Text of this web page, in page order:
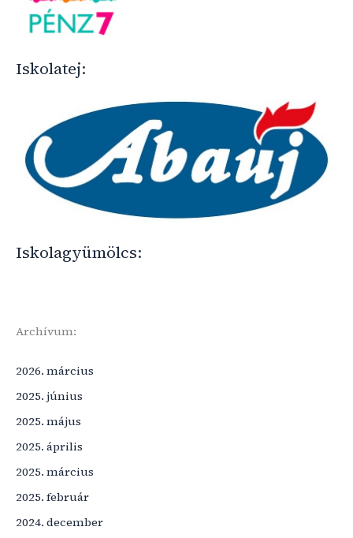
Iskolatej:
Iskolagyümölcs:
Archívum:
2026. március
2025. június
2025. május
2025. április
2025. március
2025. február
2024. december